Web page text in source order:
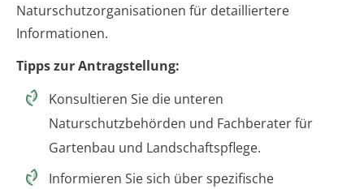
Naturschutzorganisationen für detailliertere
Informationen.
Tipps zur Antragstellung:
Konsultieren Sie die unteren
Naturschutzbehörden und Fachberater für
Gartenbau und Landschaftspflege.
Informieren Sie sich über spezifische